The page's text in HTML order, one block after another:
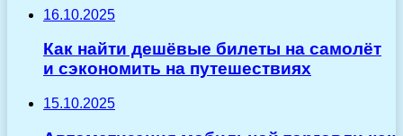
16.10.2025
Как найти дешёвые билеты на самолёт
и сэкономить на путешествиях
15.10.2025